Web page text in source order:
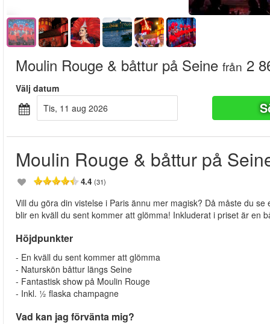
Moulin Rouge & båttur på Seine från 2
Välj datum
tis, 11 aug 2026
Moulin Rouge & båttur på
4.4 (31)
Vill du göra din vistelse i Paris ännu mer magisk? Då måste du
blir en kväll du sent kommer att glömma! Inkluderat i priset är en
Höjdpunkter
- En kväll du sent kommer att glömma
- Naturskön båttur längs Seine
- Fantastisk show på Moulin Rouge
- Inkl. ½ flaska champagne
Vad kan jag förvänta mig?